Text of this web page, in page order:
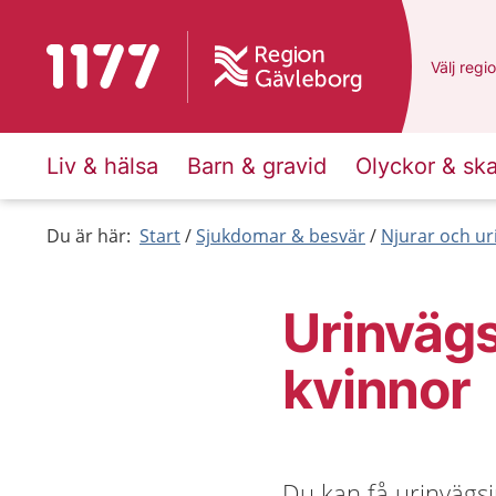
Till startsidan för 1177 Du har
Välj en
Liv & hälsa Barn & gravid Olyckor &
Du är här: Start Sjukdomar & besvär Njurar och
kvinnor